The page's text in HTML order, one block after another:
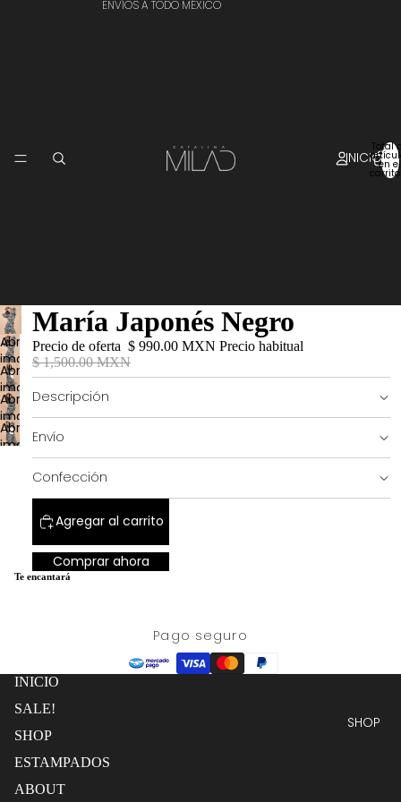
ENVÍOS A TODO MÉXICO
INICIO
SHOP
Total
en el
Abrir
imagen
a
pantalla
completa
Abrir
imagen
a
pantalla
completa
Abrir
imagen
a
pantalla
Abrir
imagen
pantalla
completa
María Japonés Negro
Precio de oferta $ 990.00 MXN Precio habitual
$ 1,500.00 MXN
Descripción
Envío
Confección
Agregar al carrito
Comprar ahora
Te encantará
Pago seguro
INICIO
SALE!
SHOP
ESTAMPADOS
ABOUT